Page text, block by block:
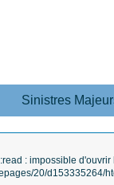
Sinistres
: impossible d'ouvrir
20/d153335264/